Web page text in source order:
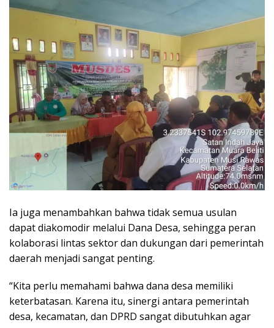
Ia juga menambahkan bahwa tidak semua usulan
dapat diakomodir melalui Dana Desa, sehingga peran
kolaborasi lintas sektor dan dukungan dari pemerintah
daerah menjadi sangat penting.
“Kita perlu memahami bahwa dana desa memiliki
keterbatasan. Karena itu, sinergi antara pemerintah
desa, kecamatan, dan DPRD sangat dibutuhkan agar